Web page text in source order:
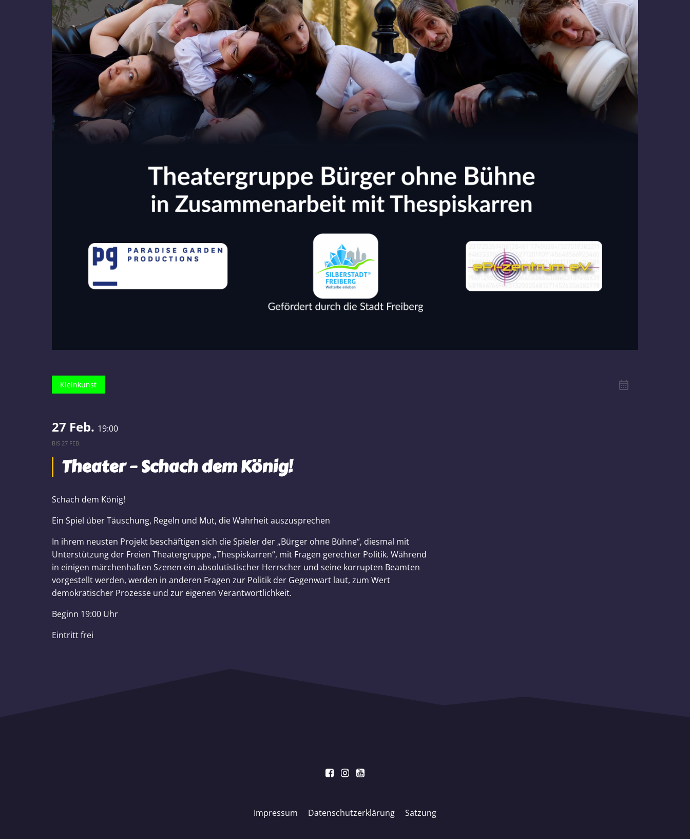
Kleinkunst
27 Feb. 19:00
BIS 27 FEB.
Theater – Schach dem König!
Schach dem König!
Ein Spiel über Täuschung, Regeln und Mut, die Wahrheit auszusprechen
In ihrem neusten Projekt beschäftigen sich die Spieler der „Bürger ohne Bühne“, diesmal mit
Unterstützung der Freien Theatergruppe „Thespiskarren“, mit Fragen gerechter Politik. Während
in einigen märchenhaften Szenen ein absolutistischer Herrscher und seine korrupten Beamten
vorgestellt werden, werden in anderen Fragen zur Politik der Gegenwart laut, zum Wert
demokratischer Prozesse und zur eigenen Verantwortlichkeit.
Beginn 19:00 Uhr
Eintritt frei
Impressum Datenschutzerklärung Satzung